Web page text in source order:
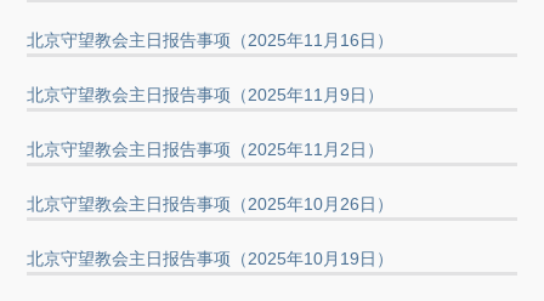
北京守望教会主日报告事项（2025年11月16日）
北京守望教会主日报告事项（2025年11月9日）
北京守望教会主日报告事项（2025年11月2日）
北京守望教会主日报告事项（2025年10月26日）
北京守望教会主日报告事项（2025年10月19日）